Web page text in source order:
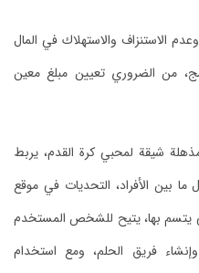
الاستنزاف والاستهلاك في المال
من الضروري تعيين مبلغ معين
شيقة لمحبي كرة القدم، يربط
ما بين الأفراد، التحديات في موقع
يتسم بها، يتيح للشخص المستخدم
فريق الحلم، ومع استخدام